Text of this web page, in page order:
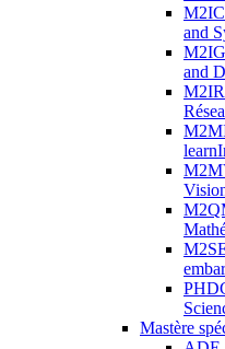
and
and
Mastère